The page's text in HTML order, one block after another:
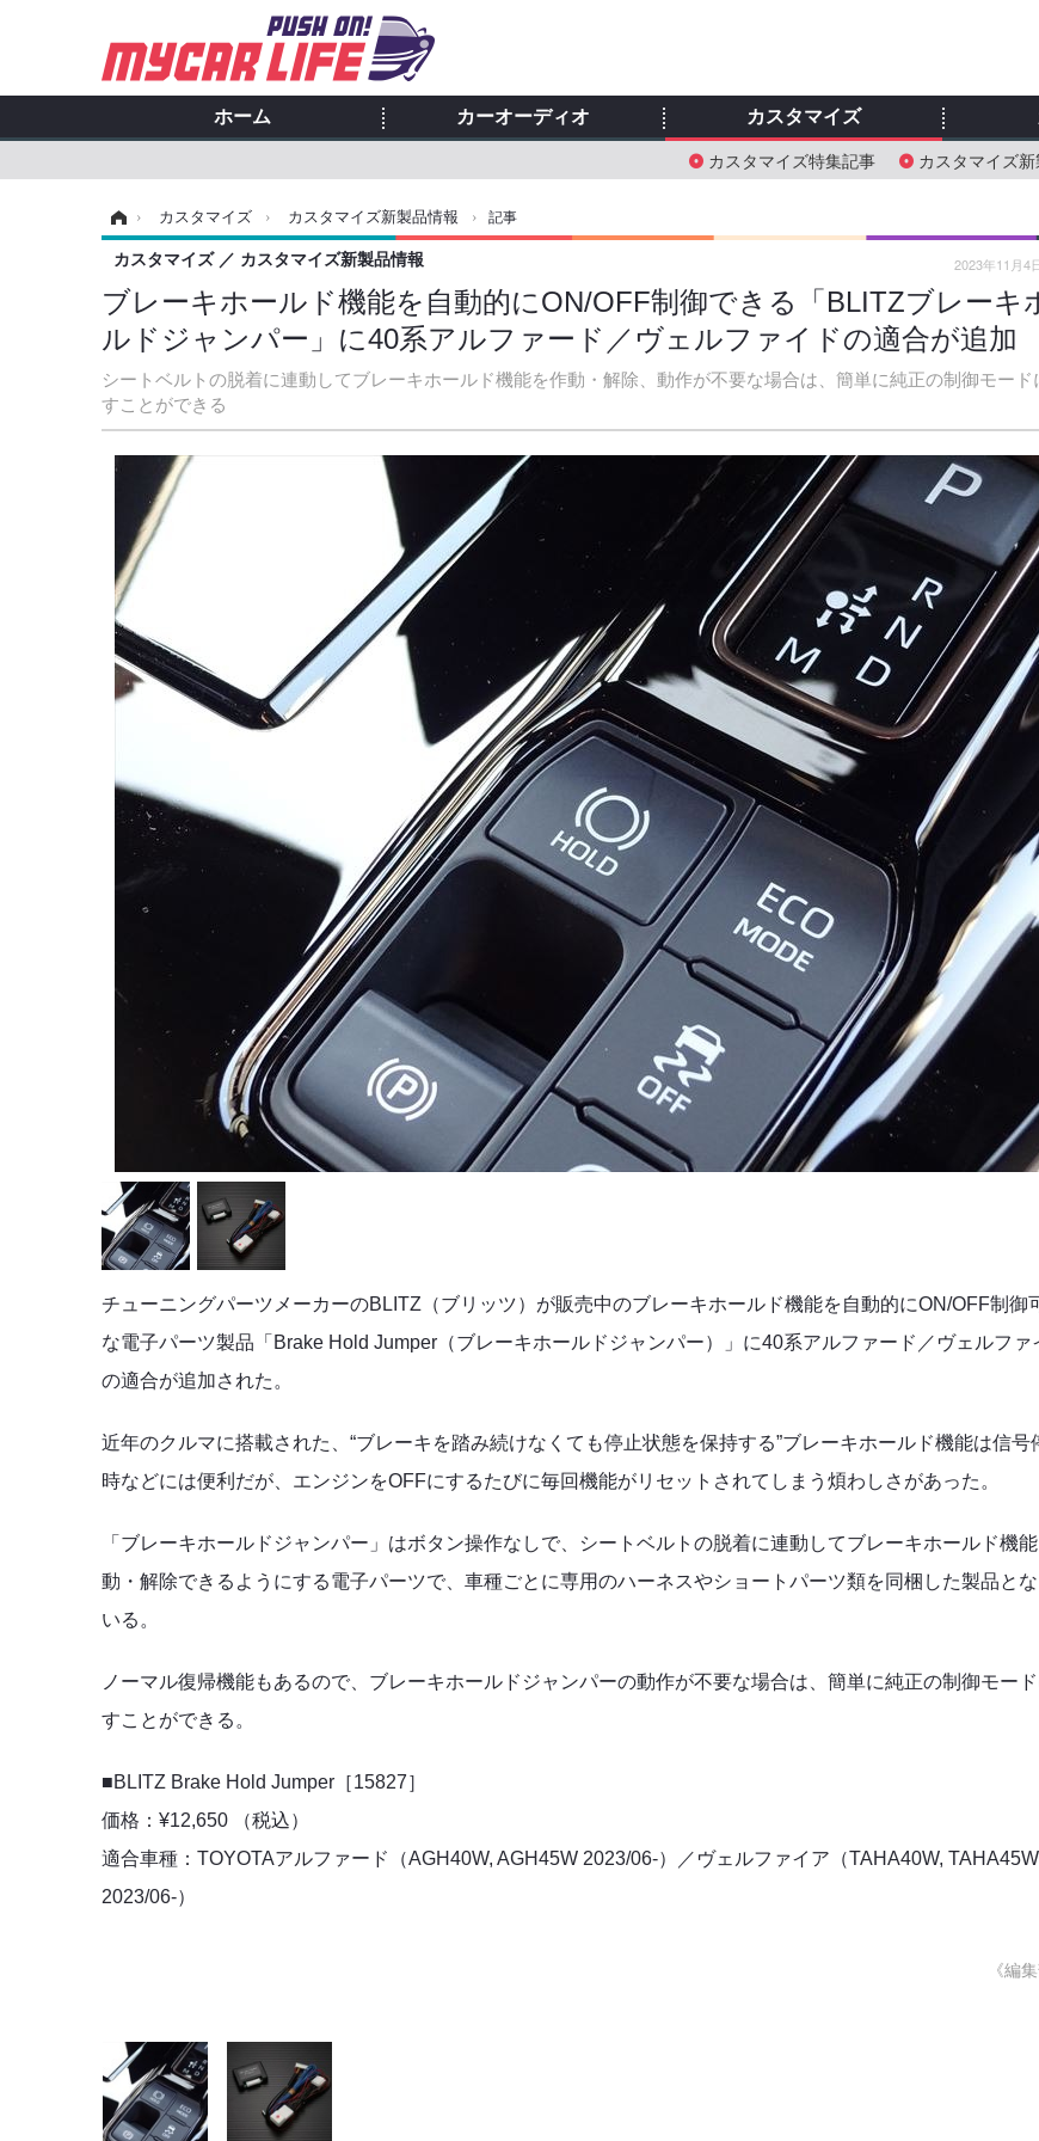
ホーム カーオーディオ カスタマイズ
カスタマイズ特集記事 カスタマイズ
› カスタマイズ › カスタマイズ新製品情報 › 記事
ブレーキホールド機能を自動的にON/OFF制御できる「BLITZブレーキ
ルドジャンパー」に40系アルファード／ヴェルファイドの適合が追加
シートベルトの脱着に連動してブレーキホールド機能を作動・解除、動作が不要な場合は、簡単に純正の制御モード
すことができる
カスタマイズ カスタマイズ新製品情報 2023年11月4
チューニングパーツメーカーのBLITZ（ブリッツ）が販売中のブレーキホールド機能を自動的にON/OFF制御
な電子パーツ製品 「Brake Hold Jumper（ブレーキホールドジャンパー）」 に40系アルファード／ヴェルファ
の適合が追加された。
近年のクルマに搭載された、“ブレーキを踏み続けなくても停止状態を保持する”ブレーキホールド機能は信号
時などには便利だが、エンジンをOFFにするたびに毎回機能がリセットされてしまう煩わしさがあった。
「ブレーキホールドジャンパー」 はボタン操作なしで、シートベルトの脱着に連動してブレーキホールド機
動・解除できるようにする電子パーツで、車種ごとに専用のハーネスやショートパーツ類を同梱した製品と
いる。
ノーマル復帰機能もあるので、ブレーキホールドジャンパーの動作が不要な場合は、簡単に純正の制御モー
すことができる。
■BLITZ Brake Hold Jumper［15827］
価格：¥12,650 （税込）
適合車種：TOYOTAアルファード（AGH40W, AGH45W 2023/06-）／ヴェルファイア（TAHA40W, TAHA45W
2023/06-）
《編集